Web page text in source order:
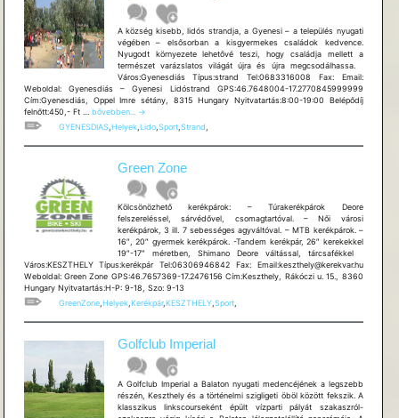
A község kisebb, lidós strandja, a Gyenesi – a település nyugati
végében – elsősorban a kisgyermekes családok kedvence.
Nyugodt környezete lehetővé teszi, hogy családja mellett a
természet varázslatos világát újra és újra megcsodálhassa.
Város:Gyenesdiás Típus:strand Tel:0683316008 Fax: Email:
Weboldal: Gyenesdiás – Gyenesi Lidóstrand GPS:46.7648004-17.2770845999999
Cím:Gyenesdiás, Oppel Imre sétány, 8315 Hungary Nyitvatartás:8:00-19:00 Belépődíj
felnőtt:450,- Ft … Gyenesdiás
–
Gyenesi
Lidóstrand
bővebben...
→
GYENESDIAS, Helyek, Lido, Sport, Strand
Green Zone
Kölcsönözhető kerékpárok: – Túrakerékpárok Deore
felszereléssel, sárvédővel, csomagtartóval. – Női városi
kerékpárok, 3 ill. 7 sebességes agyváltóval. – MTB kerékpárok. –
16″, 20″ gyermek kerékpárok. -Tandem kerékpár, 26″ kerekekkel
19″-17″ méretben, Shimano Deore váltással, tárcsafékkel
Város:KESZTHELY Típus:kerékpár Tel:06306946842 Fax: Email:keszthely@kerekvar.hu
Weboldal: Green Zone GPS:46.7657369-17.2476156 Cím:Keszthely, Rákóczi u. 15., 8360
Hungary Nyitvatartás:H-P: 9-18, Szo: 9-13
GreenZone, Helyek, Kerékpár,KESZTHELY, Sport,
Golfclub Imperial
A Golfclub Imperial a Balaton nyugati medencéjének a legszebb
részén, Keszthely és a történelmi szigligeti öböl között fekszik. A
klasszikus linkscourseként épült vízparti pályát szakaszról-